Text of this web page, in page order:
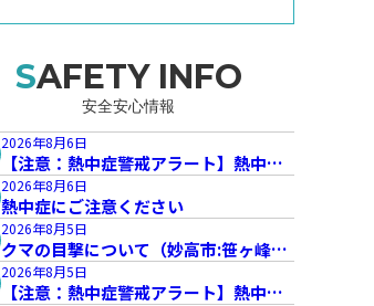
SAFETY INFO
安全安心情報
2026年8月6日
【注意：熱中症警戒アラート】熱中症
警戒アラートが発表されています。
2026年8月6日
熱中症にご注意ください
2026年8月5日
クマの目撃について（妙高市:笹ヶ峰地
内）
2026年8月5日
【注意：熱中症警戒アラート】熱中症